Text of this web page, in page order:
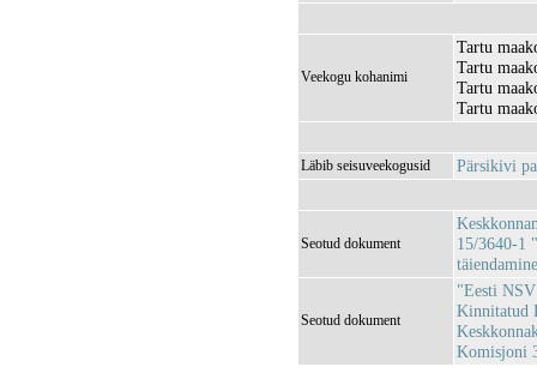
Veekogu kohanimi
Tartu
Tartu
Tartu
Tartu
Läbib seisuveekogusid Pärsikivi
Seotud dokument
15/3640-1
Seotud dokument
"Eesti
Kinnitatud
Komisjoni